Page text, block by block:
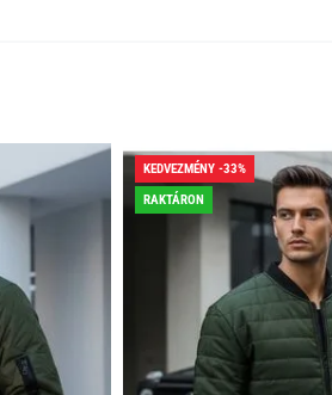
KEDVEZMÉNY -33%
RAKTÁRON